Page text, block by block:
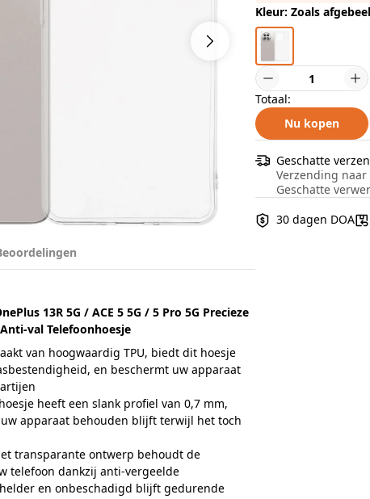
13R 5G / ACE 5 5G / 5 Pro 5G Precieze
val Telefoonhoesje
van hoogwaardig TPU, biedt dit hoesje
en beschermt uw apparaat
heeft een slank profiel van 0,7 mm,
apparaat behouden blijft terwijl het toch
transparante ontwerp behoudt de
telefoon dankzij anti-vergeelde
en onbeschadigd blijft gedurende
Kleur: Zoals
Totaal:
Nu kopen
Geschatte
Verzending naar
Geschatte
30 dagen DOA